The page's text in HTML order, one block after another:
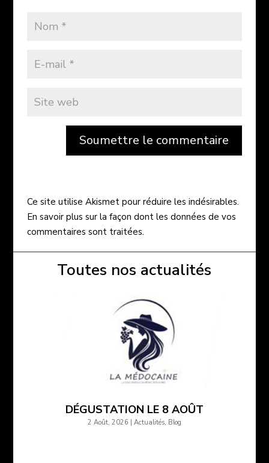
Soumettre le commentaire
Ce site utilise Akismet pour réduire les indésirables.
En savoir plus sur la façon dont les données de vos
commentaires sont traitées.
Toutes nos actualités
DÉGUSTATION LE 8 AOÛT
2 Août, 2026 Actualités, Blog